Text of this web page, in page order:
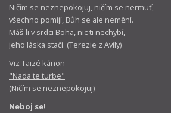
Ničím se neznepokojuj, ničím se nermuť,
všechno pomíjí, Bůh se ale nemění.
Máš-li v srdci Boha, nic ti nechybí,
jeho láska stačí. (Terezie z Avily)
Viz Taizé kánon
"Nada te turbe"
(Ničím se neznepokojuj)
Neboj se!